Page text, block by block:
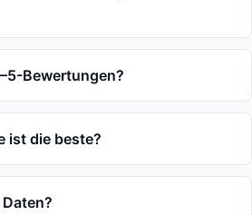
Bewertungen?
ist die beste?